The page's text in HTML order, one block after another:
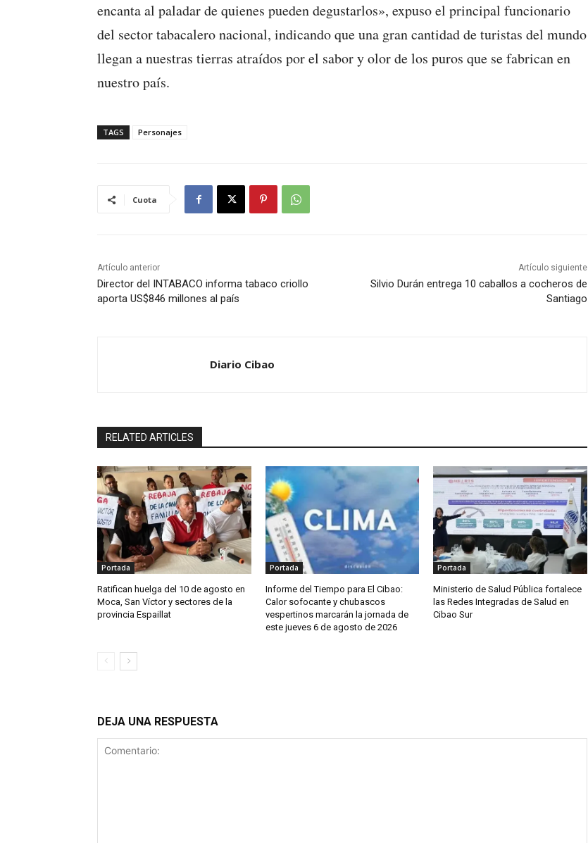
encanta al paladar de quienes pueden degustarlos», expuso el principal funcionario
del sector tabacalero nacional, indicando que una gran cantidad de turistas del mundo
llegan a nuestras tierras atraídos por el sabor y olor de los puros que se fabrican en
nuestro país.
TAGS Personajes
Cuota
Artículo anterior
Director del INTABACO informa tabaco criollo
aporta US$846 millones al país
Artículo siguiente
Silvio Durán entrega 10 caballos a cocheros de
Santiago
Diario Cibao
RELATED ARTICLES
Portada
Ratifican huelga del 10 de agosto en
Moca, San Víctor y sectores de la
provincia Espaillat
Portada
Informe del Tiempo para El Cibao:
Calor sofocante y chubascos
vespertinos marcarán la jornada de
este jueves 6 de agosto de 2026
Portada
Ministerio de Salud Pública fortalece
las Redes Integradas de Salud en
Cibao Sur
DEJA UNA RESPUESTA